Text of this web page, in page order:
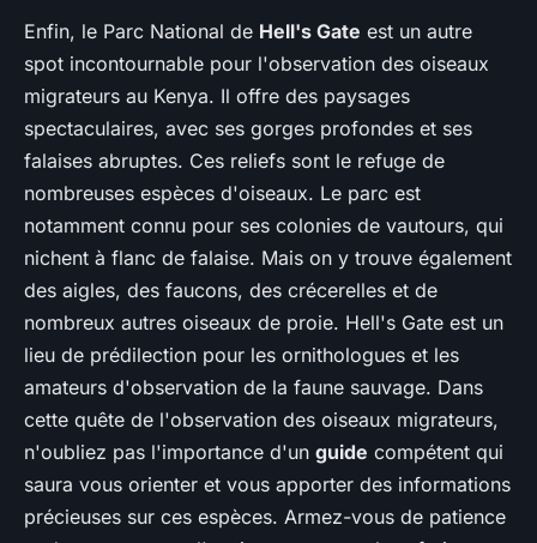
Enfin, le Parc National de Hell's Gate est un autre
spot incontournable pour l'observation des oiseaux
migrateurs au Kenya. Il offre des paysages
spectaculaires, avec ses gorges profondes et ses
falaises abruptes. Ces reliefs sont le refuge de
nombreuses espèces d'oiseaux. Le parc est
notamment connu pour ses colonies de vautours, qui
nichent à flanc de falaise. Mais on y trouve également
des aigles, des faucons, des crécerelles et de
nombreux autres oiseaux de proie. Hell's Gate est un
lieu de prédilection pour les ornithologues et les
amateurs d'observation de la faune sauvage. Dans
cette quête de l'observation des oiseaux migrateurs,
n'oubliez pas l'importance d'un guide compétent qui
saura vous orienter et vous apporter des informations
précieuses sur ces espèces. Armez-vous de patience